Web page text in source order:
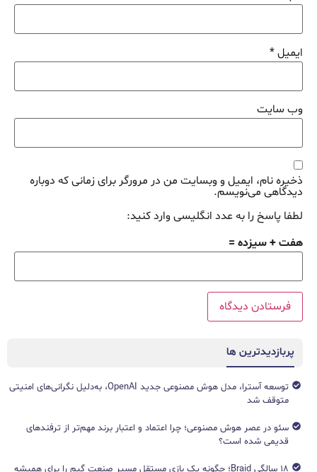
ایمیل*
وب‌ سایت
ذخیره نام، ایمیل و وبسایت من در مرورگر برای زمانی که دوباره
دیدگاهی می‌نویسم.
لطفا پاسخ را به عدد انگلیسی وارد کنید:
هفت + سیزده =
پربازدیدترین ها
توسعه آسترا، مدل هوش مصنوعی جدید OpenAI، به‌دلیل نگرانی‌های امنیتی
متوقف شد
سئو در عصر هوش مصنوعی؛ چرا اعتماد و اعتبار برند مهم‌تر از ترفندهای
قدیمی شده است؟
۱۸ سالگی Braid؛ چگونه یک بازی مستقل مسیر صنعت گیم را برای همیشه